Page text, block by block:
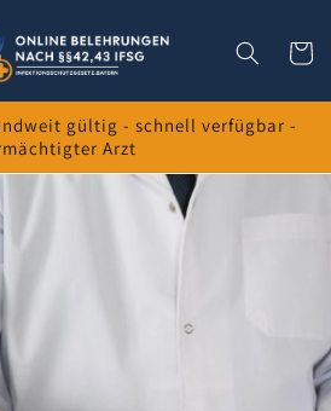
gültig - schnell verfügbar -
Arzt